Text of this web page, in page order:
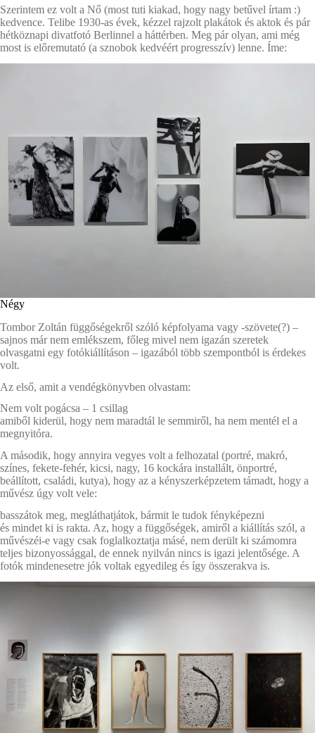
Szerintem ez volt a Nő (most tuti kiakad, hogy nagy betűvel írtam :)
kedvence. Telibe 1930-as évek, kézzel rajzolt plakátok és aktok és pár
hétköznapi divatfotó Berlinnel a háttérben. Meg pár olyan, ami még
most is előremutató (a sznobok kedvéért progresszív) lenne. Íme:
Négy
Tombor Zoltán függőségekről szóló képfolyama vagy -szövete(?) –
sajnos már nem emlékszem, főleg mivel nem igazán szeretek
olvasgatni egy fotókiállításon – igazából több szempontból is érdekes
volt.
Az első, amit a vendégkönyvben olvastam:
Nem volt pogácsa – 1 csillag
amiből kiderül, hogy nem maradtál le semmiről, ha nem mentél el a
megnyitóra.
A második, hogy annyira vegyes volt a felhozatal (portré, makró,
színes, fekete-fehér, kicsi, nagy, 16 kockára installált, önportré,
beállított, családi, kutya), hogy az a kényszerképzetem támadt, hogy a
művész úgy volt vele:
basszátok meg, megláthatjátok, bármit le tudok fényképezni
és mindet ki is rakta. Az, hogy a függőségek, amiről a kiállítás szól, a
művészéi-e vagy csak foglalkoztatja másé, nem derült ki számomra
teljes bizonyossággal, de ennek nyilván nincs is igazi jelentősége. A
fotók mindenesetre jók voltak egyedileg és így összerakva is.